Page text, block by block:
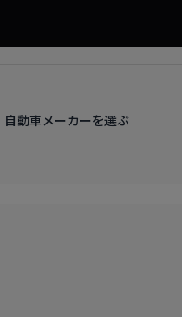
自動車メーカーを選ぶ